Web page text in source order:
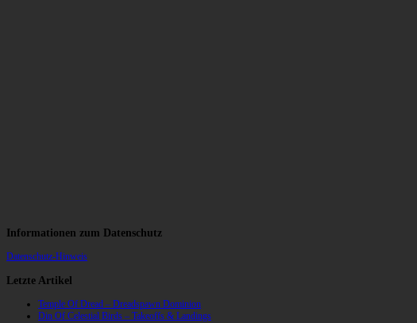
Informationen zum Datenschutz
Datenschutz-Hinweis
Letzte Artikel
Temple Of Dread – Dreadspawn Dominion
Din Of Celestial Birds – Takeoffs & Landings